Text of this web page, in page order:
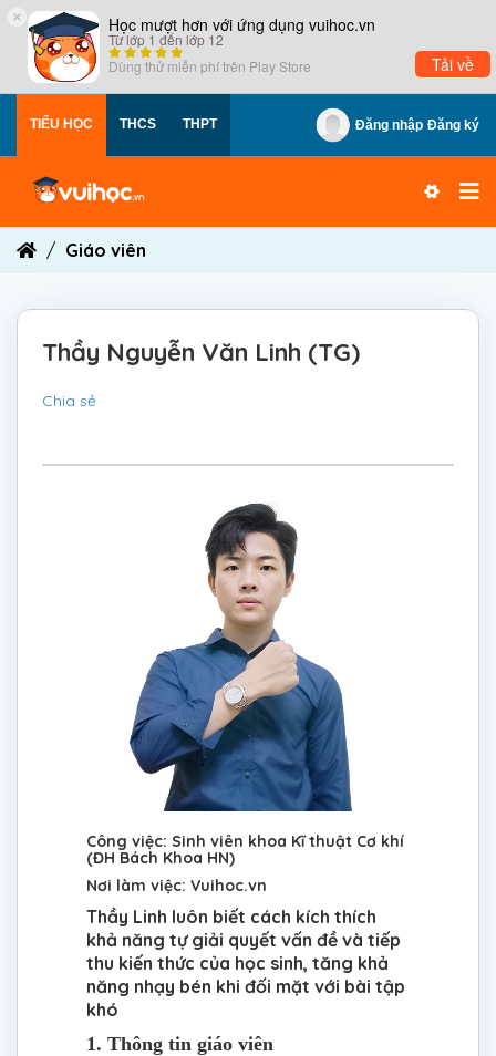
× Học mượt hơn với ứng dụng vuihoc.vn
Từ lớp 1 đến lớp 12
Dùng thử miễn phí trên Play Store Tải về
TIỂU HỌC THCS THPT Đăng nhập Đăng ký
Giáo viên
Thầy Nguyễn Văn Linh (TG)
Chia sẻ
Công việc: Sinh viên khoa Kĩ thuật Cơ khí
(ĐH Bách Khoa HN)
Nơi làm việc: Vuihoc.vn
Thầy Linh luôn biết cách kích thích
khả năng tự giải quyết vấn đề và tiếp
thu kiến thức của học sinh, tăng khả
năng nhạy bén khi đối mặt với bài tập
khó
1. Thông tin giáo viên